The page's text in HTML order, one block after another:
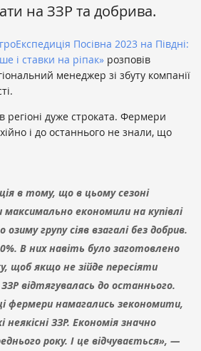
на ЗЗР та добрива.
Посівна 2023 на Півдні:
і ставки на ріпак» розповів
менеджер зі збуту компанії
регіоні дуже строката. Фермери
і до останнього не знали, що
в тому, що в цьому сезоні
економили на купівлі
групу сіяв взагалі без добрив.
В них навіть було заготовлено
щоб якщо не зійде пересіяти
відтягувалась до останнього.
фермери намагались зекономити,
неякісні ЗЗР. Економія значно
року. І це відчувається», —